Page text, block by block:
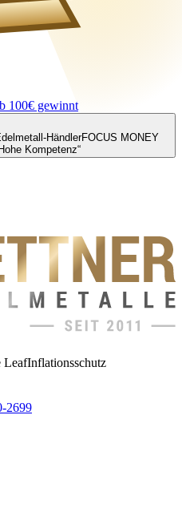
100€ gewinnt
HändlerFOCUS MONEY
Kompetenz“
LeafInflationsschutz
2699